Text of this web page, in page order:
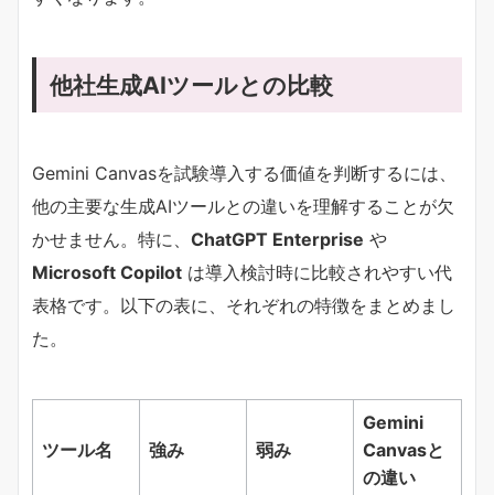
他社生成AIツールとの比較
Gemini Canvasを試験導入する価値を判断するには、
他の主要な生成AIツールとの違いを理解することが欠
かせません。特に、 ChatGPT Enterprise や
Microsoft Copilot は導入検討時に比較されやすい代
表格です。以下の表に、それぞれの特徴をまとめまし
た。
ツール名 強み 弱み
Gemini
Canvasと
の違い